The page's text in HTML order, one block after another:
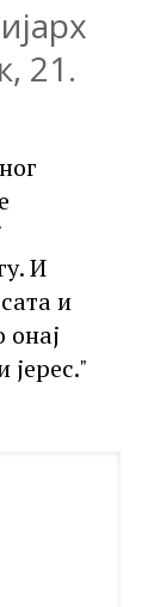
21.
И
и
онај
јерес."